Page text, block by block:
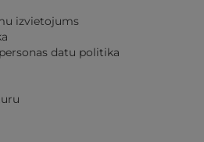
izvietojums
datu politika